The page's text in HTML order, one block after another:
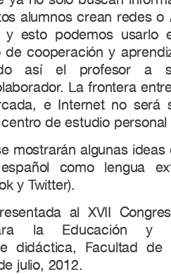
alumnos crean redes o
esto podemos usarlo
cooperación y
así el profesor a
La frontera
e Internet no será
de estudio personal
mostrarán algunas
como lengua
y Twitter).
al XVII
la Educación y
didáctica, Facultad de
julio, 2012.